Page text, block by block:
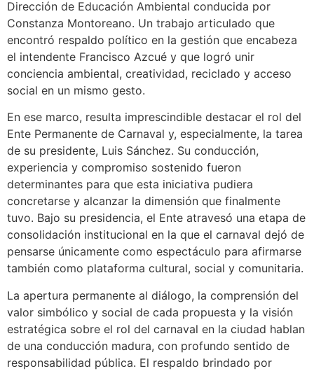
Dirección de Educación Ambiental conducida por
Constanza Montoreano. Un trabajo articulado que
encontró respaldo político en la gestión que encabeza
el intendente Francisco Azcué y que logró unir
conciencia ambiental, creatividad, reciclado y acceso
social en un mismo gesto.
En ese marco, resulta imprescindible destacar el rol del
Ente Permanente de Carnaval y, especialmente, la tarea
de su presidente, Luis Sánchez. Su conducción,
experiencia y compromiso sostenido fueron
determinantes para que esta iniciativa pudiera
concretarse y alcanzar la dimensión que finalmente
tuvo. Bajo su presidencia, el Ente atravesó una etapa de
consolidación institucional en la que el carnaval dejó de
pensarse únicamente como espectáculo para afirmarse
también como plataforma cultural, social y comunitaria.
La apertura permanente al diálogo, la comprensión del
valor simbólico y social de cada propuesta y la visión
estratégica sobre el rol del carnaval en la ciudad hablan
de una conducción madura, con profundo sentido de
responsabilidad pública. El respaldo brindado por